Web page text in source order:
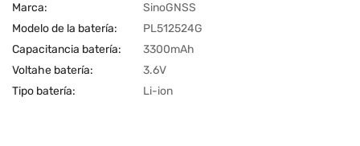
Marca:
SinoGNSS
Modelo de la batería:
PL512524G
Capacitancia batería:
3300mAh
Voltahe batería:
3.6V
Tipo batería:
Li-ion